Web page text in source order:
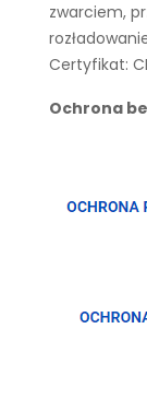
zwarciem,
Certyfikat:
Ochrona